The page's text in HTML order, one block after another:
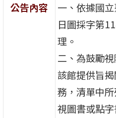
公告內容
一、依據國
日圖採字第
理。
二、為鼓勵
該館提供旨
務，清單中
視圖書或點